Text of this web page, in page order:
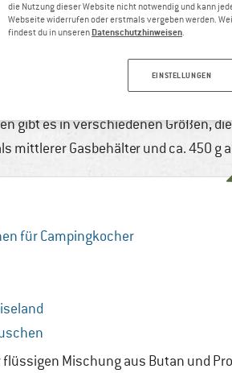
SICHER
Spiritusbrennern gehören
gibt es in verschiedenen Größen,
mittlerer Gasbehälter und ca. 450 g
für Campingkocher
Mischung aus Butan und
die Nutzung dieser Website nicht notwendig und kann
Webseite widerrufen oder erstmals vergeben werden.
findest du in unseren Datenschutzhinweisen.
EINSTELLUNGEN